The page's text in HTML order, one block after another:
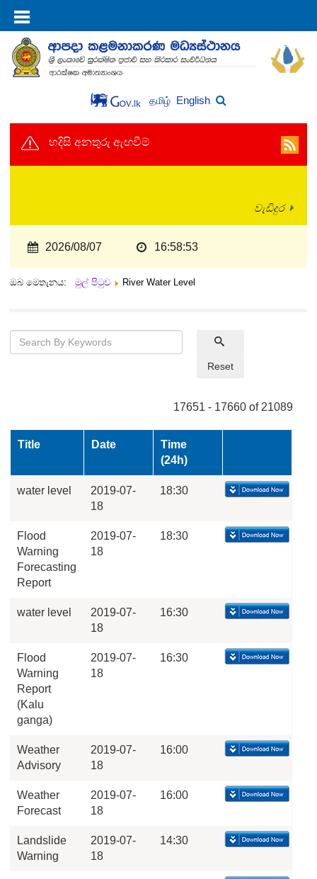
தமிழ் English
හදිසි අනතුරු ඇඟවීම්
වැඩිදුර
2026/08/07 16:58:53
ඔබ මෙතැනය: මුල් පිටුව River Water Level
Reset
17651 - 17660 of 21089
Title Date
Time
(24h)
water level
2019-07-
18
18:30
Flood
Warning
Forecasting
Report
2019-07-
18
18:30
water level
2019-07-
18
16:30
Flood
Warning
Report
(Kalu
ganga)
2019-07-
18
16:30
Weather
Advisory
2019-07-
18
16:00
Weather
Forecast
2019-07-
18
16:00
Landslide
Warning
2019-07-
18
14:30